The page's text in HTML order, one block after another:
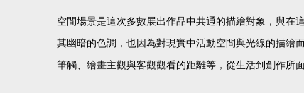
空間場景是這次多數展出作品中共通的描繪對象，與在
其幽暗的色調，也因為對現實中活動空間與光線的描繪
筆觸、繪畫主觀與客觀觀看的距離等，從生活到創作所